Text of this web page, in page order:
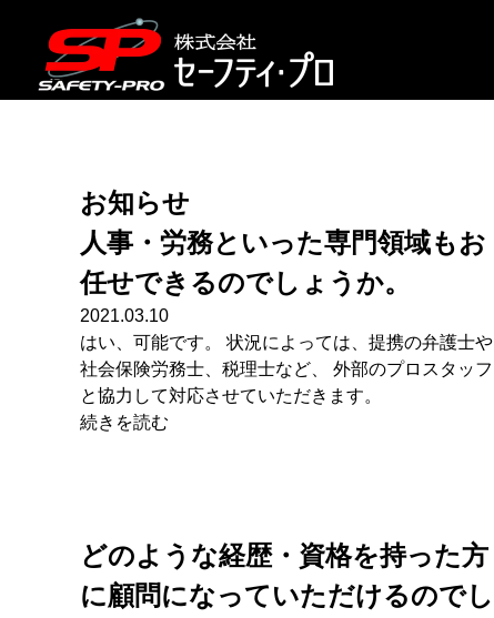
お知らせ
人事・労務といった専門領域もお
任せできるのでしょうか。
2021.03.10
はい、可能です。 状況によっては、提携の弁護士や
社会保険労務士、税理士など、 外部のプロスタッフ
と協力して対応させていただきます。
続きを読む
どのような経歴・資格を持った方
に顧問になっていただけるのでし